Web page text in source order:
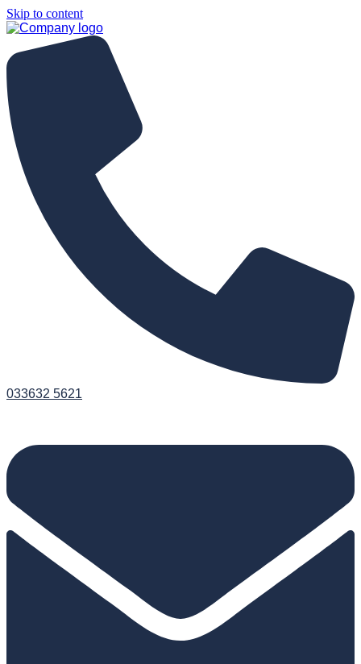
Skip to content
033632 5621